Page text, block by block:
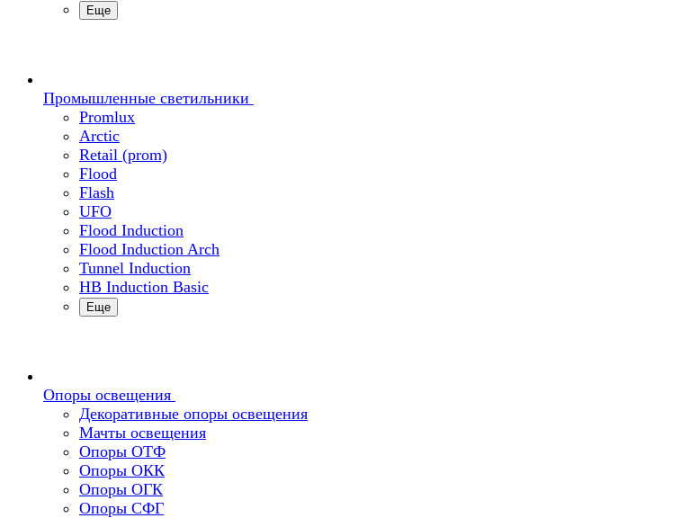
Еще
Промышленные светильники
Promlux
Arctic
Retail (prom)
Flood
Flash
UFO
Flood Induction
Flood Induction Arch
Tunnel Induction
HB Induction Basic
Еще
Опоры освещения
Декоративные опоры освещения
Мачты освещения
Опоры ОТФ
Опоры ОКК
Опоры ОГК
Опоры СФГ